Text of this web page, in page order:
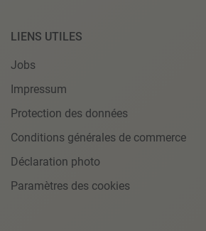
LIENS UTILES
Jobs
Impressum
Protection des données
Conditions générales de commerce
Déclaration photo
Paramètres des cookies